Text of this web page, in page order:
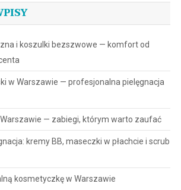
i koszulki bezszwowe — komfort od
w Warszawie — profesjonalna pielęgnacja
— zabiegi, którym warto zaufać
kremy BB, maseczki w płachcie i scrub
kosmetyczkę w Warszawie